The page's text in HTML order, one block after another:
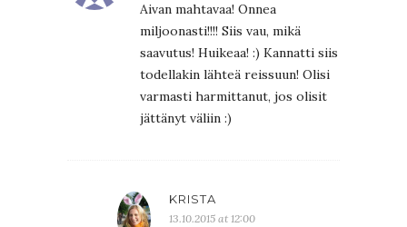
Aivan mahtavaa! Onnea
miljoonasti!!!! Siis vau, mikä
saavutus! Huikeaa! :) Kannatti siis
todellakin lähteä reissuun! Olisi
varmasti harmittanut, jos olisit
jättänyt väliin :)
KRISTA
13.10.2015 at 12:00